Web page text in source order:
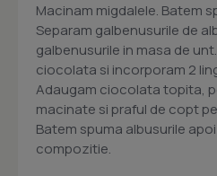
Macinam migdalele. Batem
Separam galbenusurile de
galbenusurile in masa de
ciocolata si incorporam 2
Adaugam ciocolata topita,
macinate si praful de copt
Batem spuma albusurile
compozitie.